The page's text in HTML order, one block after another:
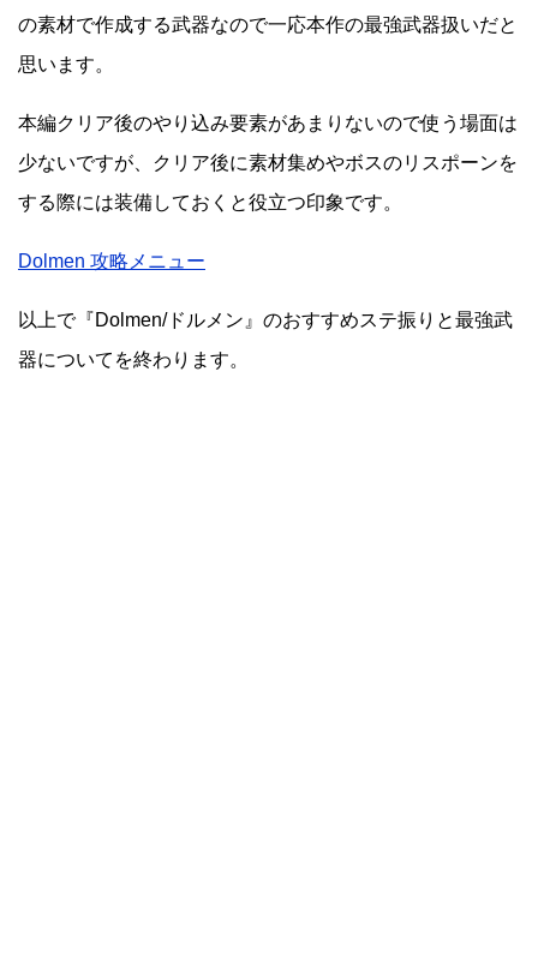
の素材で作成する武器なので一応本作の最強武器扱いだと
思います。
本編クリア後のやり込み要素があまりないので使う場面は
少ないですが、クリア後に素材集めやボスのリスポーンを
する際には装備しておくと役立つ印象です。
Dolmen 攻略メニュー
以上で『Dolmen/ドルメン』のおすすめステ振りと最強武
器についてを終わります。